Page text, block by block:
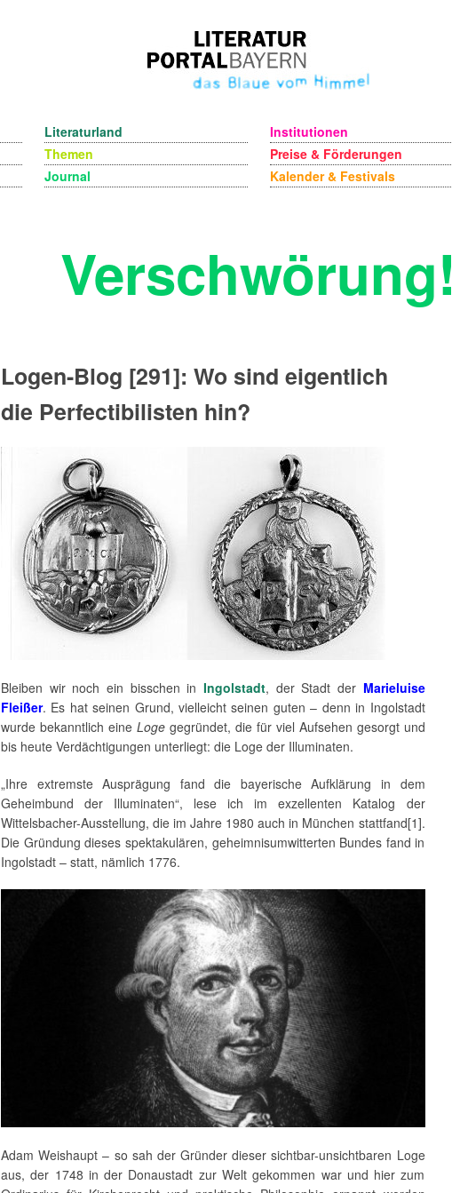
Literaturland
Themen
Journal
Institutionen
Preise & Förderungen
Kalender & Festivals
Verschwörung!
Logen-Blog [291]: Wo sind eigentlich
die Perfectibilisten hin?
Bleiben wir noch ein bisschen in Ingolstadt, der Stadt der Marieluise
Fleißer. Es hat seinen Grund, vielleicht seinen guten – denn in Ingolstadt
wurde bekanntlich eine Logegegründet, die für viel Aufsehen gesorgt und
bis heute Verdächtigungen unterliegt: die Loge der Illuminaten.
„Ihre extremste Ausprägung fand die bayerische Aufklärung in dem
Geheimbund der Illuminaten“, lese ich im exzellenten Katalog der
Wittelsbacher-Ausstellung, die im Jahre 1980 auch in München stattfand[1].
Die Gründung dieses spektakulären, geheimnisumwitterten Bundes fand in
Ingolstadt – statt, nämlich 1776.
Adam Weishaupt – so sah der Gründer dieser sichtbar-unsichtbaren Loge
aus, der 1748 in der Donaustadt zur Welt gekommen war und hier zum